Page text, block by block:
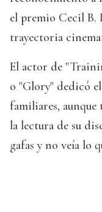
el premio Cecil B.
trayectoria
El actor de
o "Glory" dedicó el
familiares,
la lectura de su
gafas y no veía lo